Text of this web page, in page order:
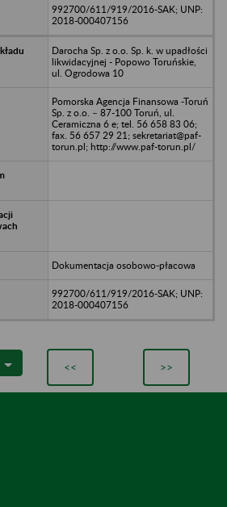
992700/611/919/2016-SAK; UNP:
2018-000407156
Darocha Sp. z o.o. Sp. k. w upadłości
likwidacyjnej - Popowo Toruńskie,
ul. Ogrodowa 10
Pomorska Agencja Finansowa -Toruń
Sp. z o.o. – 87-100 Toruń, ul.
Ceramiczna 6 e; tel. 56 658 83 06;
fax. 56 657 29 21; sekretariat@paf-
torun.pl; http://www.paf-torun.pl/
Dokumentacja osobowo-płacowa
992700/611/919/2016-SAK; UNP:
2018-000407156
<< >>